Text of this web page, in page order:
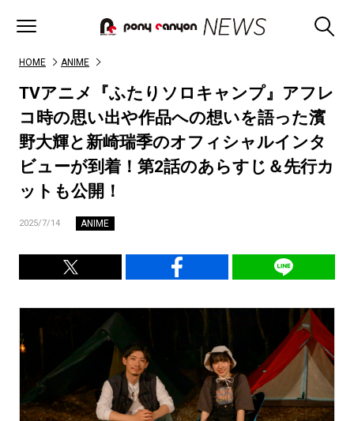
HOME ANIME
TVアニメ『ふたりソロキャンプ』アフレ
コ時の思い出や作品への想いを語った濱
野大輝と新崎瑞季のオフィシャルインタ
ビューが到着！第2話のあらすじ＆先行カ
ットも公開！
2025/7/14 ANIME